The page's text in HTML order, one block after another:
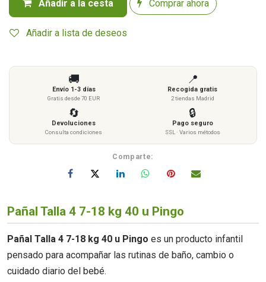
Añadir a la cesta Comprar ahora
Añadir a lista de deseos
🚚
Envío 1-3 días
Gratis desde 70 EUR
📍
Recogida gratis
2 tiendas Madrid
🔄
Devoluciones
Consulta condiciones
🔒
Pago seguro
SSL · Varios métodos
Comparte:
Pañal Talla 4 7-18 kg 40 u Pingo
Pañal Talla 4 7-18 kg 40 u Pingo es un producto infantil
pensado para acompañar las rutinas de baño, cambio o
cuidado diario del bebé.